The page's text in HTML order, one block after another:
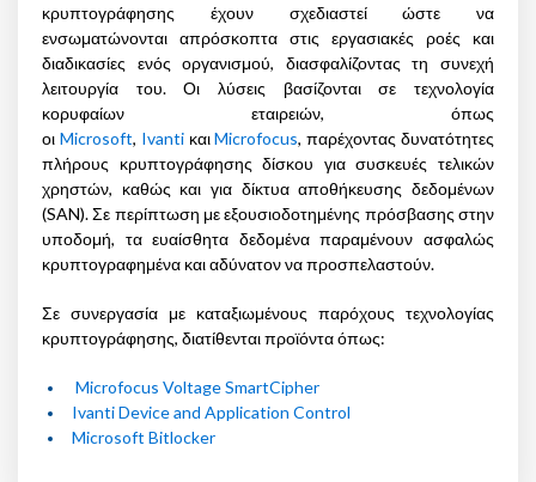
κρυπτογράφησης έχουν σχεδιαστεί ώστε να
ενσωματώνονται απρόσκοπτα στις εργασιακές ροές και
διαδικασίες ενός οργανισμού, διασφαλίζοντας τη συνεχή
λειτουργία του. Οι λύσεις βασίζονται σε τεχνολογία
κορυφαίων εταιρειών, όπως
οι Microsoft, IvantiκαιMicrofocus, παρέχοντας δυνατότητες
πλήρους κρυπτογράφησης δίσκου για συσκευές τελικών
χρηστών, καθώς και για δίκτυα αποθήκευσης δεδομένων
(SAN). Σε περίπτωση με εξουσιοδοτημένης πρόσβασης στην
υποδομή, τα ευαίσθητα δεδομένα παραμένουν ασφαλώς
κρυπτογραφημένα και αδύνατον να προσπελαστούν.
Σε συνεργασία με καταξιωμένους παρόχους τεχνολογίας
κρυπτογράφησης, διατίθενται προϊόντα όπως:
Microfocus Voltage SmartCipher
Ivanti Device and Application Control
Microsoft Bitlocker